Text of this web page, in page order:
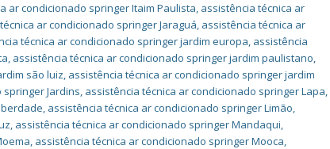
ar condicionado springer Itaim Paulista, assistência técnica ar
ar condicionado springer Jaraguá, assistência técnica ar
técnica ar condicionado springer jardim europa, assistência
, assistência técnica ar condicionado springer jardim paulistano,
são luiz, assistência técnica ar condicionado springer jardim
Jardins, assistência técnica ar condicionado springer Lapa,
, assistência técnica ar condicionado springer Limão,
, assistência técnica ar condicionado springer Mandaqui,
, assistência técnica ar condicionado springer Mooca,